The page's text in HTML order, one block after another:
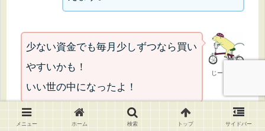
じーぴー03
少ない資金でも毎月少しずつなら買い
やすいかも！
いい世の中になったよ！
メニュー ホーム 検索 トップ サイドバー